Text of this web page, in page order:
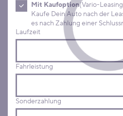
Mit Kaufoption(Vario-
Kaufe Dein Auto nach der
Laufzeit
Fahrleistung
Sonderzahlung